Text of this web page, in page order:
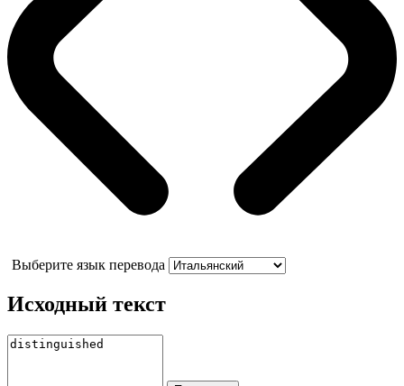
Выберите язык перевода
Исходный текст